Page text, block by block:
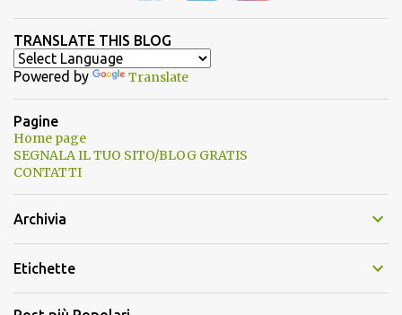
TRANSLATE THIS BLOG
Powered by Translate
Pagine
Home page
SEGNALA IL TUO SITO/BLOG GRATIS
CONTATTI
Archivia
Etichette